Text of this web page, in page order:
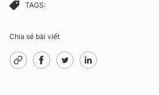
TAGS:
Chia sẻ bài viết